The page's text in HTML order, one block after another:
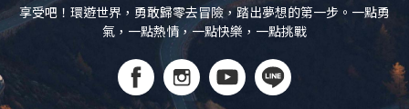
享受吧！環遊世界，勇敢歸零去冒險，踏出夢想的第一步。一點勇
氣，一點熱情，一點快樂，一點挑戰